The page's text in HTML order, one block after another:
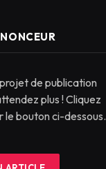
de publication
plus ! Cliquez
le bouton ci-dessous.